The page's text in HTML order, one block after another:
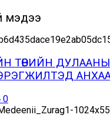
мэдээ
ТӨВИЙН
0